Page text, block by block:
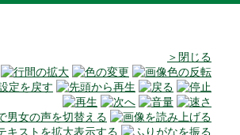
＞閉じる